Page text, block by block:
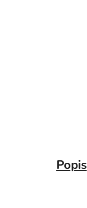
Popis